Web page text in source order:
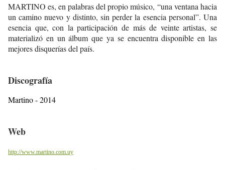
MARTINO es, en palabras del propio músico, “una ventana hacia
un camino nuevo y distinto, sin perder la esencia personal”. Una
esencia que, con la participación de más de veinte artistas, se
materializó en un álbum que ya se encuentra disponible en las
mejores disquerías del país.
Discografía
Martino - 2014
Web
http://www.martino.com.uy